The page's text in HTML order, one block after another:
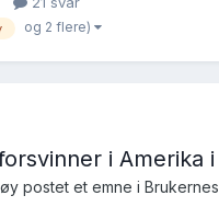
i partnerskap med ei annen
for sin førstef...
og 2 flere)
i Amerika i
postet et emne i